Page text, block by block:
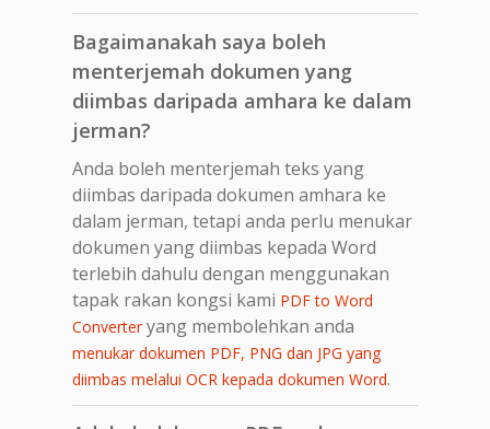
Bagaimanakah saya boleh
menterjemah dokumen yang
diimbas daripada amhara ke dalam
jerman?
Anda boleh menterjemah teks yang
diimbas daripada dokumen amhara ke
dalam jerman, tetapi anda perlu menukar
dokumen yang diimbas kepada Word
terlebih dahulu dengan menggunakan
tapak rakan kongsi kami PDF to Word
Converteryang membolehkan anda
menukar dokumen PDF, PNG dan JPG yang
diimbas melalui OCR kepada dokumen Word.